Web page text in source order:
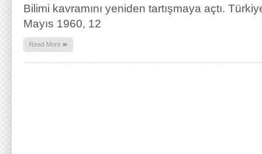
Bilimi kavramını yeniden tartışmaya açtı.
Mayıs 1960, 12
Read More »